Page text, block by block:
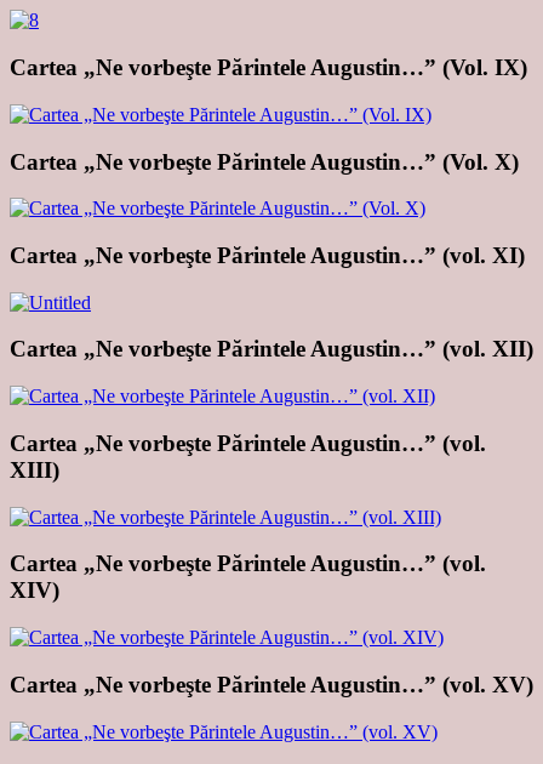
Cartea „Ne vorbeşte Părintele Augustin…” (Vol. IX)
Cartea „Ne vorbeşte Părintele Augustin…” (Vol. X)
Cartea „Ne vorbeşte Părintele Augustin…” (vol. XI)
Cartea „Ne vorbeşte Părintele Augustin…” (vol. XII)
Cartea „Ne vorbeşte Părintele Augustin…” (vol.
XIII)
Cartea „Ne vorbeşte Părintele Augustin…” (vol.
XIV)
Cartea „Ne vorbeşte Părintele Augustin…” (vol. XV)